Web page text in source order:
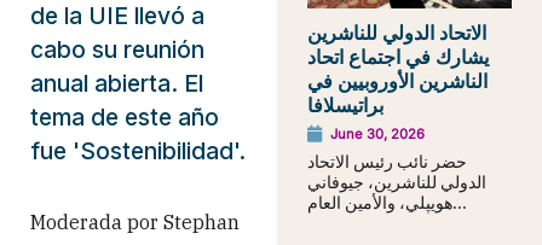
de la UIE llevó a
cabo su reunión
anual abierta. El
tema de este año
fue 'Sostenibilidad'.
Moderada por Stephan
الاتحاد الدولي للناشرين
يشارك في اجتماع اتحاد
الناشرين الأوروبيين في
براتيسلافا
June 30, 2026
حضر نائب رئيس الاتحاد
الدولي للناشرين، جيوفاني
هويپلي، والأمين العام...